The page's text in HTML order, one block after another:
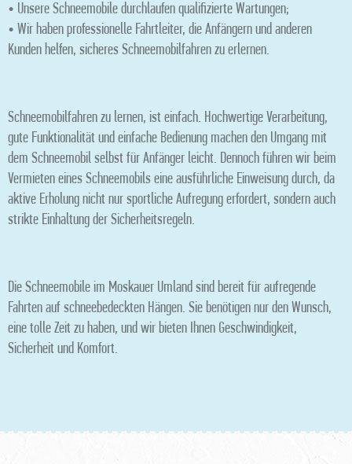
• Unsere Schneemobile durchlaufen qualifizierte Wartungen;
• Wir haben professionelle Fahrtleiter, die Anfängern und anderen
Kunden helfen, sicheres Schneemobilfahren zu erlernen.
Schneemobilfahren zu lernen, ist einfach. Hochwertige Verarbeitung,
gute Funktionalität und einfache Bedienung machen den Umgang mit
dem Schneemobil selbst für Anfänger leicht. Dennoch führen wir beim
Vermieten eines Schneemobils eine ausführliche Einweisung durch, da
aktive Erholung nicht nur sportliche Aufregung erfordert, sondern auch
strikte Einhaltung der Sicherheitsregeln.
Die Schneemobile im Moskauer Umland sind bereit für aufregende
Fahrten auf schneebedeckten Hängen. Sie benötigen nur den Wunsch,
eine tolle Zeit zu haben, und wir bieten Ihnen Geschwindigkeit,
Sicherheit und Komfort.